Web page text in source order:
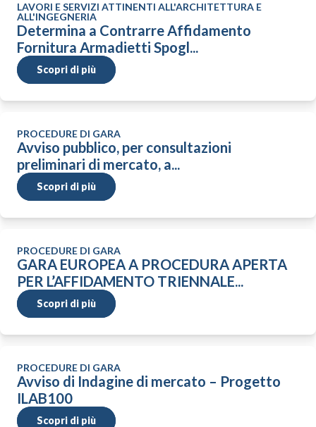
LAVORI E SERVIZI ATTINENTI ALL'ARCHITETTURA E
ALL'INGEGNERIA
Determina a Contrarre Affidamento
Fornitura Armadietti Spogl...
Scopri di più
PROCEDURE DI GARA
Avviso pubblico, per consultazioni
preliminari di mercato, a...
Scopri di più
PROCEDURE DI GARA
GARA EUROPEA A PROCEDURA APERTA
PER L’AFFIDAMENTO TRIENNALE...
Scopri di più
PROCEDURE DI GARA
Avviso di Indagine di mercato – Progetto
ILAB100
Scopri di più